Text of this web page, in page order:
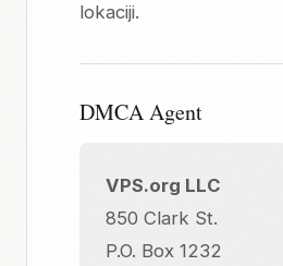
lokaciji.
DMCA Agent
VPS.org LLC
850 Clark St.
P.O. Box 1232